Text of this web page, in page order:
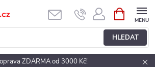
HLEDAT
NÁKUPNÍ
KOŠÍK
ZDARMA od 3000 Kč!